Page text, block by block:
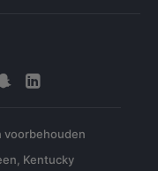
voorbehouden